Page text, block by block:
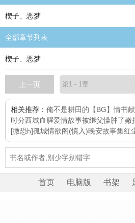
楔子、恶梦
全部章节列表
楔子、恶梦
上一页
相关推荐： 俺不是耕田的 【BG】情书
时分西域血腥爱情故事被继父懆肿了嫩
[微恐h]孤城情欲阁(慎入)晚安故事集红
首页 电脑版 书架